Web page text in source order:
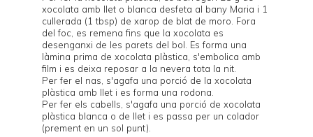
xocolata amb llet o blanca desfeta al bany Maria i 1
cullerada (1 tbsp) de xarop de blat de moro. Fora
del foc, es remena fins que la xocolata es
desenganxi de les parets del bol. Es forma una
làmina prima de xocolata plàstica, s'embolica amb
film i es deixa reposar a la nevera tota la nit.
Per fer el nas, s'agafa una porció de la xocolata
plàstica amb llet i es forma una rodona.
Per fer els cabells, s'agafa una porció de xocolata
plàstica blanca o de llet i es passa per un colador
(prement en un sol punt).